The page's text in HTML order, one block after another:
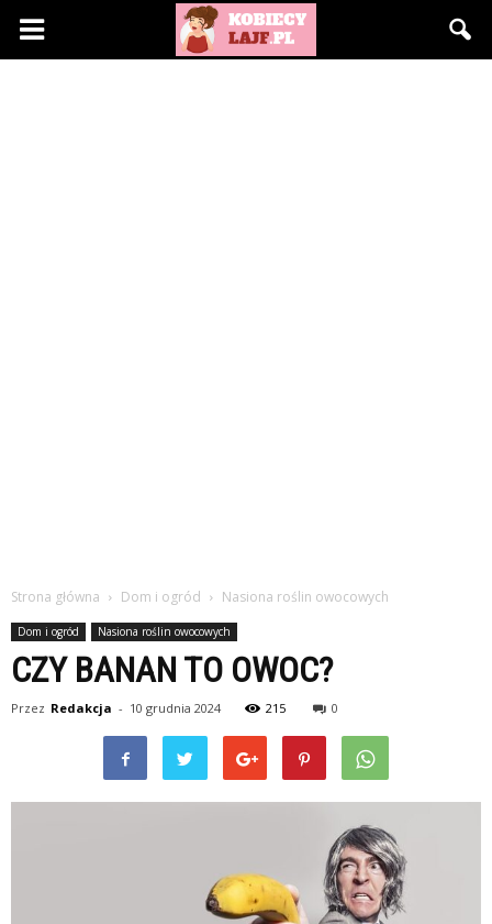
KobiecyLajf.pl
Strona główna Dom i ogród Nasiona roślin owocowych
Dom i ogród Nasiona roślin owocowych
CZY BANAN TO OWOC?
Przez Redakcja - 10 grudnia 2024 215 0